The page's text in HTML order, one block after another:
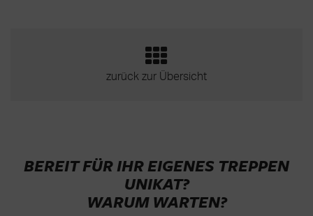
zurück zur Übersicht
BEREIT FÜR IHR EIGENES TREPPEN
UNIKAT?
WARUM WARTEN?